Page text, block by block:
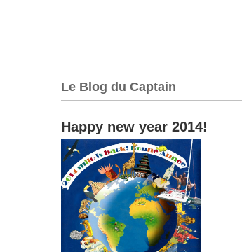
Le Blog du Captain
Happy new year 2014!